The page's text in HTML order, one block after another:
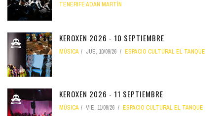
TENERIFE ADÁN MARTÍN
KEROXEN 2026 - 10 SEPTIEMBRE
MÚSICA JUE, 10/09/26 ESPACIO CULTURAL EL TANQUE
KEROXEN 2026 - 11 SEPTIEMBRE
MÚSICA VIE, 11/09/26 ESPACIO CULTURAL EL TANQUE